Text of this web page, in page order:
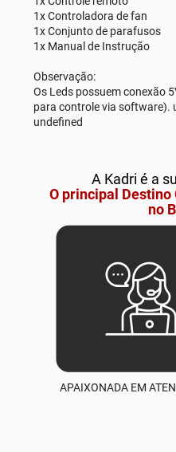
1x Controladora de fan
1x Conjunto de parafusos
1x Manual de Instrução
Observação:
Os Leds possuem conexão
para controle via software).
undefined
A Kadri é a
O principal Destino
no
APAIXONADA EM